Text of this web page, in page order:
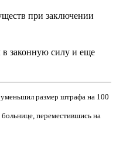
при заключении
в законную силу и еще
размер штрафа на 100
переместившись на